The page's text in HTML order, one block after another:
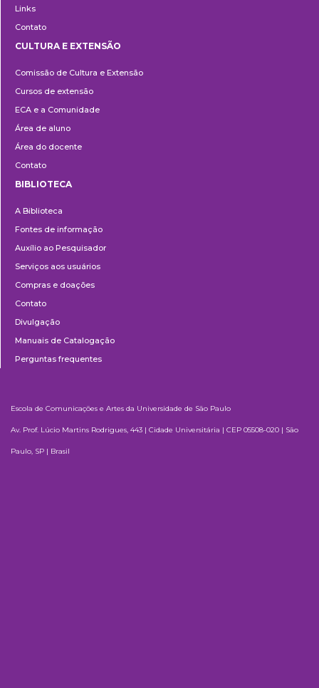
Links
Contato
e
Extensão
CULTURA E EXTENSÃO
Comissão de Cultura e Extensão
Cursos de extensão
ECA e a Comunidade
Área de aluno
Área do docente
Contato
BIBLIOTECA
A Biblioteca
Fontes de informação
Auxílio ao Pesquisador
Serviços aos usuários
Compras e doações
Contato
Divulgação
Manuais de Catalogação
Perguntas frequentes
Escola de Comunicações e Artes da Universidade de São Paulo
Av. Prof. Lúcio Martins Rodrigues, 443 | Cidade Universitária | CEP 05508-020 | São
Paulo, SP | Brasil